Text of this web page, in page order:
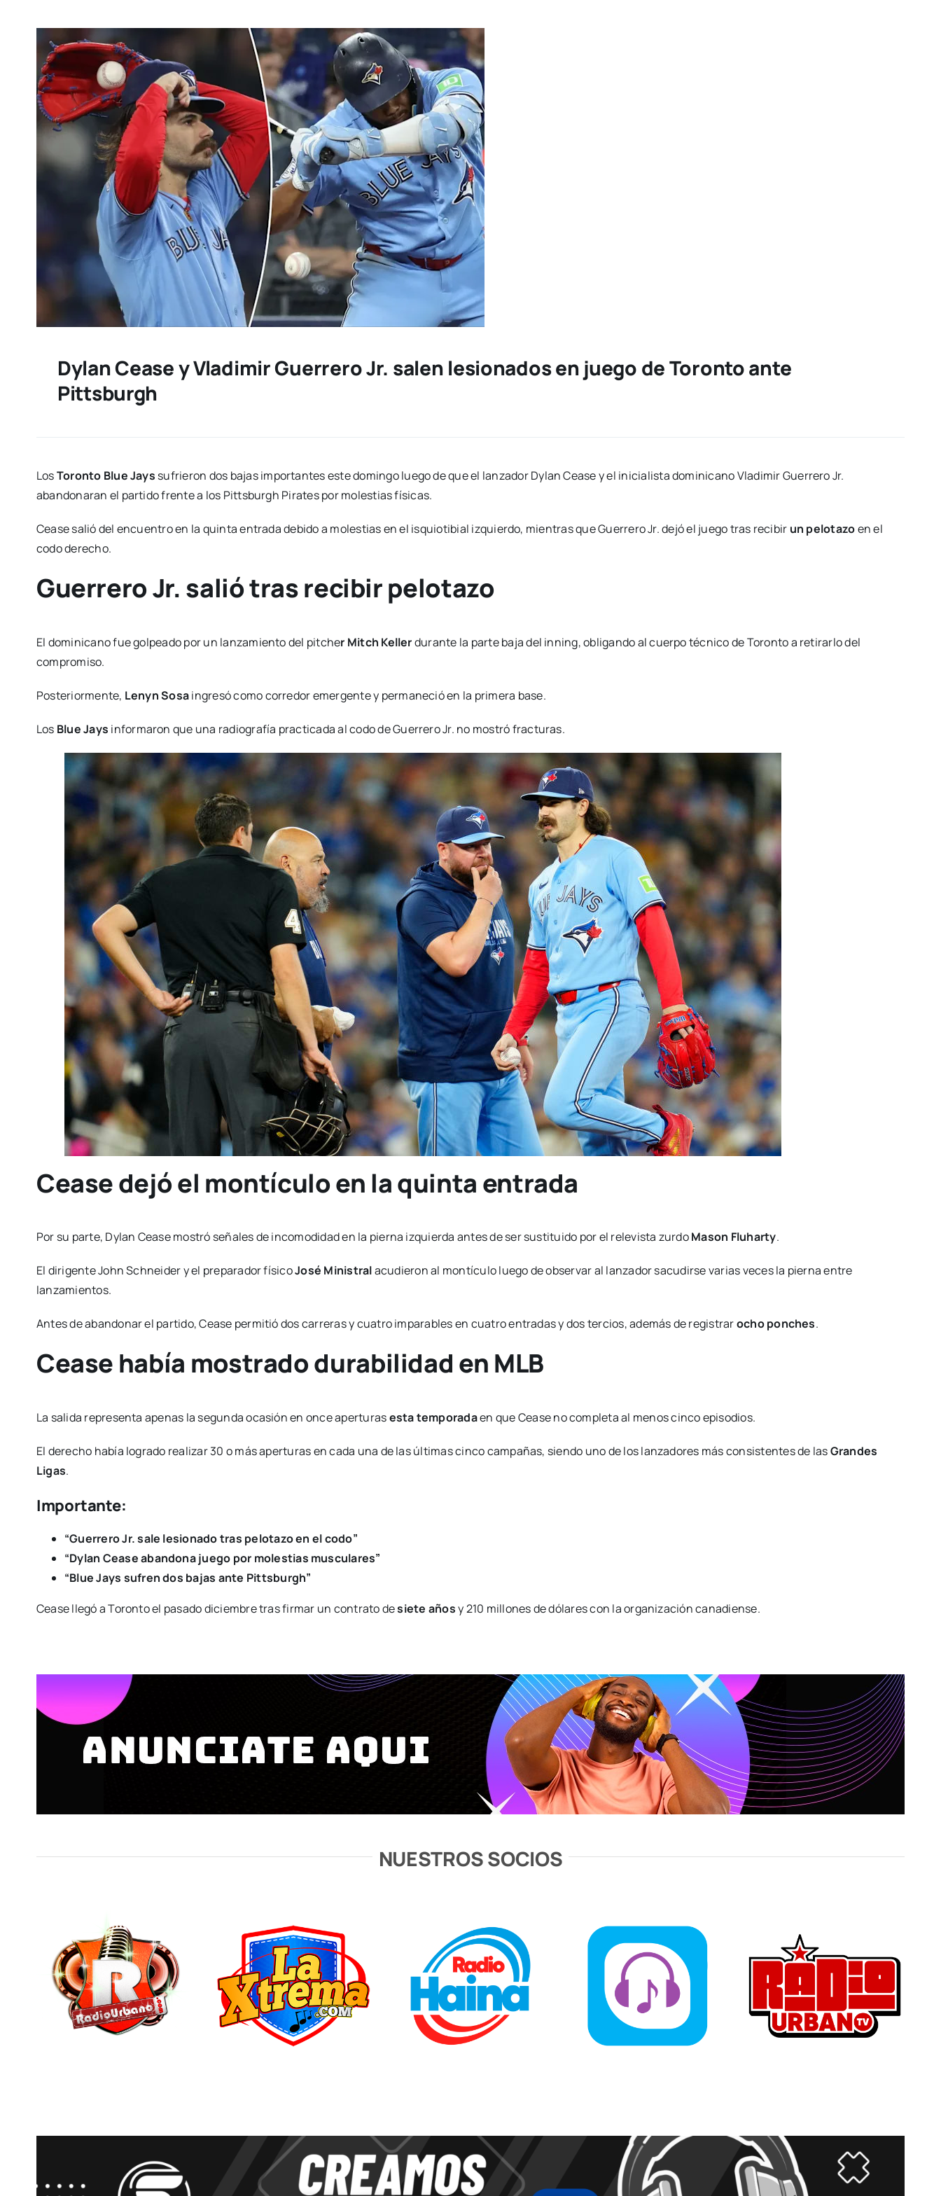
Dylan Cease y Vladimir Guerrero Jr. salen lesionados en juego de Toronto ante
Pittsburgh
LosToronto Blue Jays sufrieron dos bajas importantes este domingo luego de que el lanzador Dylan Cease y el inicialista dominicano Vladimir Guerrero Jr.
abandonaran el partido frente a los Pittsburgh Pirates por molestias físicas.
Cease salió del encuentro en la quinta entrada debido a molestias en el isquiotibial izquierdo, mientras que Guerrero Jr. dejó el juego tras recibir un pelotazoen el
codo derecho.
Guerrero Jr. salió tras recibir pelotazo
El dominicano fue golpeado por un lanzamiento del pitcher Mitch Kellerdurante la parte baja del inning, obligando al cuerpo técnico de Toronto a retirarlo del
compromiso.
Posteriormente, Lenyn Sosaingresó como corredor emergente y permaneció en la primera base.
Los Blue Jays informaron que una radiografía practicada al codo de Guerrero Jr. no mostró fracturas.
Cease dejó el montículo en la quinta entrada
Por su parte, Dylan Cease mostró señales de incomodidad en la pierna izquierda antes de ser sustituido por el relevista zurdoMason Fluharty.
El dirigente John Schneider y el preparador físicoJosé Ministralacudieron al montículo luego de observar al lanzador sacudirse varias veces la pierna entre
lanzamientos.
Antes de abandonar el partido, Cease permitió dos carreras y cuatro imparables en cuatro entradas y dos tercios, además de registrarocho ponches.
Cease había mostrado durabilidad en MLB
La salida representa apenas la segunda ocasión en once aperturasesta temporadaen que Cease no completa al menos cinco episodios.
El derecho había logrado realizar 30 o más aperturas en cada una de las últimas cinco campañas, siendo uno de los lanzadores más consistentes de lasGrandes
Ligas.
Importante:
“Guerrero Jr. sale lesionado tras pelotazo en el codo”
“Dylan Cease abandona juego por molestias musculares”
“Blue Jays sufren dos bajas ante Pittsburgh”
Cease llegó a Toronto el pasado diciembre tras firmar un contrato desiete añosy 210 millones de dólares con la organización canadiense.
NUESTROS SOCIOS